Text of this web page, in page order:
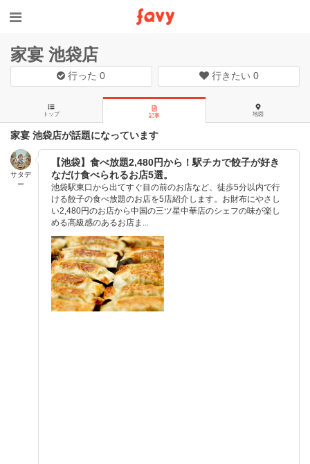
家宴 池袋店
行った0 行きたい 0
トップ 記事 地図
家宴 池袋店が話題になっています
サタデ
ー
【池袋】食べ放題2,480円から！駅チカで餃子が好き
なだけ食べられるお店5選。
池袋駅東口から出てすぐ目の前のお店など、徒歩5分以内で行
ける餃子の食べ放題のお店を5店紹介します。お財布にやさし
い2,480円のお店から中国の三ツ星中華店のシェフの味が楽し
める高級感のあるお店ま...